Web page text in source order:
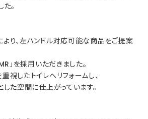
。
り、左ハンドル対応可能な商品をご提案
」を採用いただきました。
視したトイレへリフォームし、
した空間に仕上がっています。